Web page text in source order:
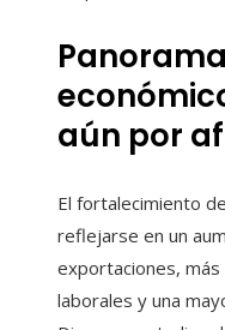
Panorama
aún por
El fortalecimiento
reflejarse en un
exportaciones,
laborales y una